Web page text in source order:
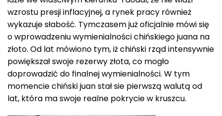
wzrostu presji inflacyjnej, a rynek pracy również
wykazuje słabość. Tymczasem już oficjalnie mówi się
o wprowadzeniu wymienialności chińskiego juana na
złoto. Od lat mówiono tym, iż chiński rząd intensywnie
powiększał swoje rezerwy złota, co mogło
doprowadzić do finalnej wymienialności. W tym
momencie chiński juan stał sie pierwszą walutą od
lat, która ma swoje realne pokrycie w kruszcu.